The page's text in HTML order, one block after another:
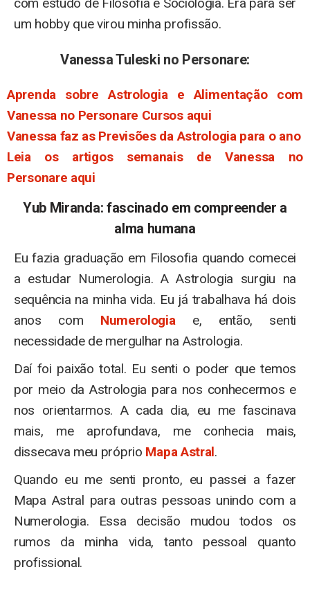
com estudo de Filosofia e Sociologia. Era para ser
um hobby que virou minha profissão.
Vanessa Tuleski no Personare:
Aprenda sobre Astrologia e Alimentação com
Vanessa no Personare Cursos aqui
Vanessa faz as Previsões da Astrologia para o ano
Leia os artigos semanais de Vanessa no
Personare aqui
Yub Miranda: fascinado em compreender a
alma humana
Eu fazia graduação em Filosofia quando comecei
a estudar Numerologia. A Astrologia surgiu na
sequência na minha vida. Eu já trabalhava há dois
anos com Numerologiae, então, senti
necessidade de mergulhar na Astrologia.
Daí foi paixão total. Eu senti o poder que temos
por meio da Astrologia para nos conhecermos e
nos orientarmos. A cada dia, eu me fascinava
mais, me aprofundava, me conhecia mais,
dissecava meu próprio Mapa Astral.
Quando eu me senti pronto, eu passei a fazer
Mapa Astral para outras pessoas unindo com a
Numerologia. Essa decisão mudou todos os
rumos da minha vida, tanto pessoal quanto
profissional.